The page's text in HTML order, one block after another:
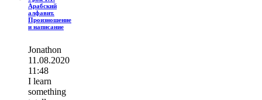
Арабский
алфавит.
Произношение
и написание
Jonathon
11.08.2020
11:48
I learn
ѕοmething